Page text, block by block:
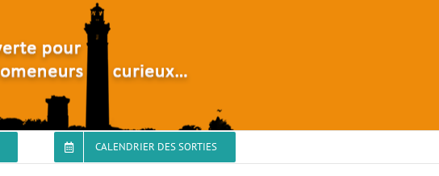
CALENDRIER DES SORTIES